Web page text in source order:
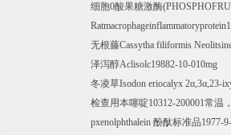
细胞0酸果糖激酶
Ratmacrophageinflammatoryprotein1
无根藤Cassytha filiformis
泽泻醇Aclisolc19882-10-010mg
冬凌草Isodon eriocalyx 2α,3α,23-
检查用本噻啶10312-200001常温
pxenolphthalein 酚酞标准品1977-